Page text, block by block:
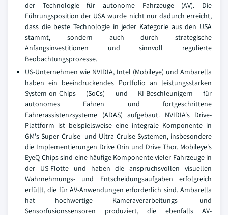
der Technologie für autonome Fahrzeuge (AV). Die
Führungsposition der USA wurde nicht nur dadurch erreicht,
dass die beste Technologie in jeder Kategorie aus den USA
stammt, sondern auch durch strategische
Anfangsinvestitionen und sinnvoll regulierte
Beobachtungsprozesse.
US-Unternehmen wie NVIDIA, Intel (Mobileye) und Ambarella
haben ein beeindruckendes Portfolio an leistungsstarken
System-on-Chips (SoCs) und KI-Beschleunigern für
autonomes Fahren und fortgeschrittene
Fahrerassistenzsysteme (ADAS) aufgebaut. NVIDIA's Drive-
Plattform ist beispielsweise eine integrale Komponente in
GM's Super Cruise- und Ultra Cruise-Systemen, insbesondere
die Implementierungen Drive Orin und Drive Thor. Mobileye's
EyeQ-Chips sind eine häufige Komponente vieler Fahrzeuge in
der US-Flotte und haben die anspruchsvollen visuellen
Wahrnehmungs- und Entscheidungsaufgaben erfolgreich
erfüllt, die für AV-Anwendungen erforderlich sind. Ambarella
hat hochwertige Kameraverarbeitungs- und
Sensorfusionssensoren produziert, die ebenfalls AV-